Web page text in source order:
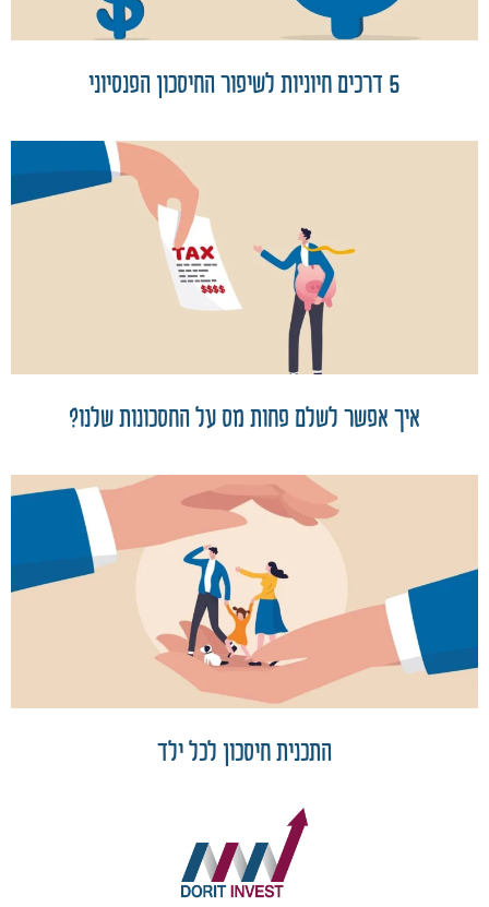
5 דרכים חיוניות לשיפור החיסכון הפנסיוני
איך אפשר לשלם פחות מס על החסכונות שלנו?
התכנית חיסכון לכל ילד